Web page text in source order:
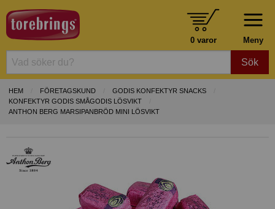
Meny
0 varor
Sök
HEM FÖRETAGSKUND
GODIS KONFEKTYR SNACKS
KONFEKTYR GODIS SMÅGODIS LÖSVIKT
ANTHON BERG MARSIPANBRÖD MINI LÖSVIKT